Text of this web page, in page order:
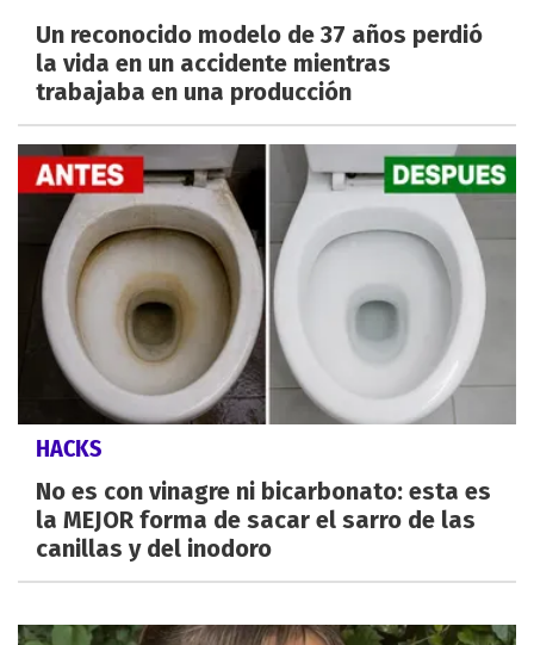
Un reconocido modelo de 37 años perdió
la vida en un accidente mientras
trabajaba en una producción
HACKS
No es con vinagre ni bicarbonato: esta es
la MEJOR forma de sacar el sarro de las
canillas y del inodoro